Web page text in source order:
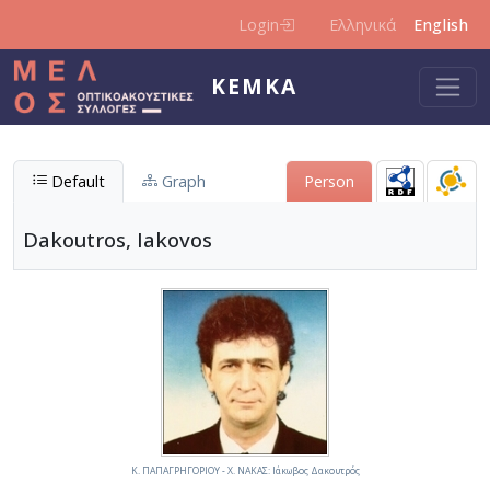
Login Ελληνικά English
KEMKA
Default Graph Person
Dakoutros, Iakovos
Κ. ΠΑΠΑΓΡΗΓΟΡΙΟΥ - Χ. ΝΑΚΑΣ: Ιάκωβος Δακουτρός